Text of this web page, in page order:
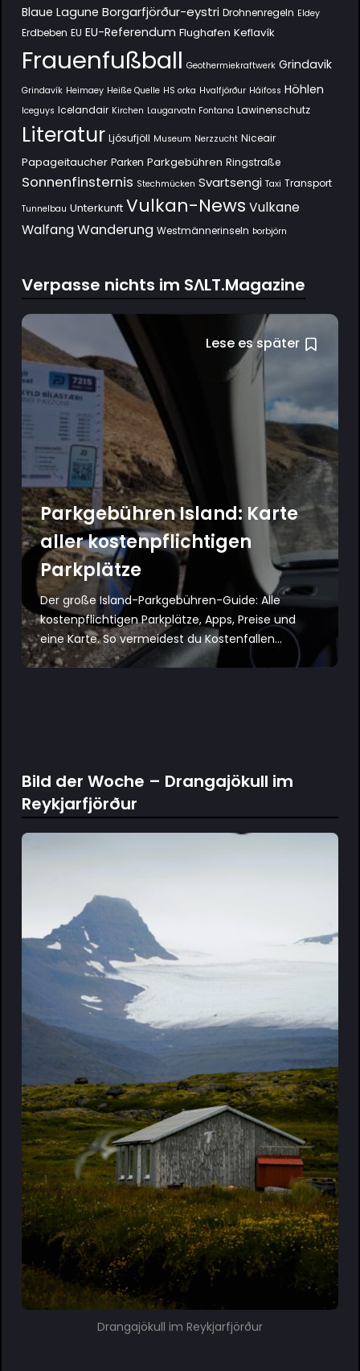
Blaue Lagune Borgarfjörður-eystri Drohnenregeln Eldey
Erdbeben EU EU-Referendum Flughafen Keflavík
Frauenfußball Geothermiekraftwerk Grindavik
Grindavík Heimaey Heiße Quelle HS orka Hvalfjörður Háifoss Höhlen
Iceguys Icelandair Kirchen Laugarvatn Fontana Lawinenschutz
Literatur Ljósufjöll Museum Nerzzucht Niceair
Papageitaucher Parken Parkgebühren Ringstraße
Sonnenfinsternis Stechmücken Svartsengi Taxi Transport
Tunnelbau Unterkunft Vulkan-News Vulkane
Walfang Wanderung Westmännerinseln Þorbjörn
Verpasse nichts im SΛLT.Magazine
Lese es später
Parkgebühren Island: Karte
aller kostenpflichtigen
Parkplätze
Der große Island-Parkgebühren-Guide: Alle
kostenpflichtigen Parkplätze, Apps, Preise und
eine Karte. So vermeidest du Kostenfallen...
Bild der Woche – Drangajökull im
Reykjarfjörður
Drangajökull im Reykjarfjörður